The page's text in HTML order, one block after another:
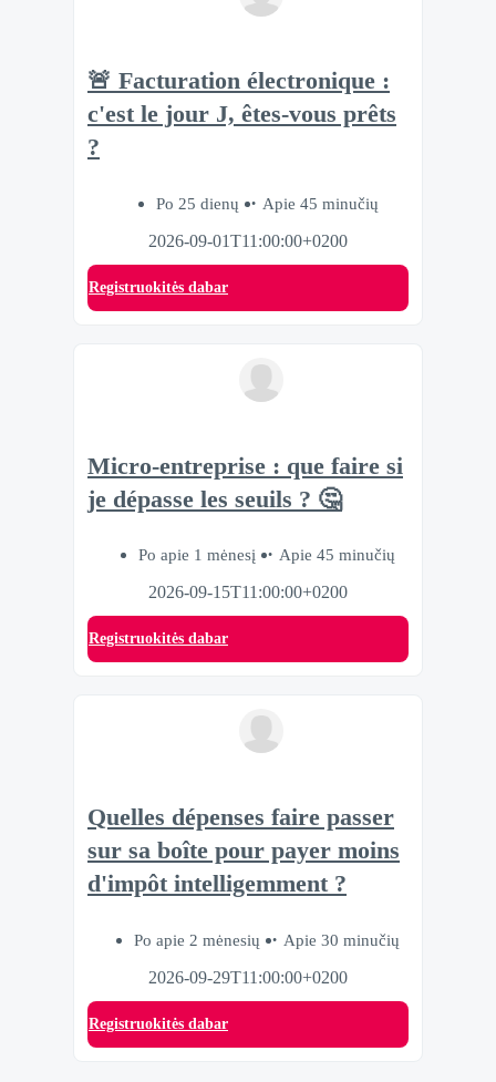
🚨 Facturation électronique :
c'est le jour J, êtes-vous prêts
?
Po 25 dienų
Apie 45 minučių
2026-09-01T11:00:00+0200
Registruokitės dabar
Micro-entreprise : que faire si
je dépasse les seuils ? 🤔
Po apie 1 mėnesį
Apie 45 minučių
2026-09-15T11:00:00+0200
Registruokitės dabar
Quelles dépenses faire passer
sur sa boîte pour payer moins
d'impôt intelligemment ?
Po apie 2 mėnesių
Apie 30 minučių
2026-09-29T11:00:00+0200
Registruokitės dabar